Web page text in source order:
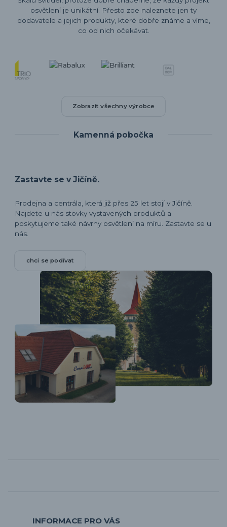
osvětlení je unikátní. Přesto zde naleznete jen ty
dodavatele a jejich produkty, které dobře známe a víme,
co od nich očekávat.
Zobrazit všechny výrobce
Kamenná pobočka
Zastavte se v Jičíně.
Prodejna a centrála, která již přes 25 let stojí v Jičíně.
Najdete u nás stovky vystavených produktů a
poskytujeme také návrhy osvětlení na míru. Zastavte se u
nás.
chci se podívat
INFORMACE PRO VÁS